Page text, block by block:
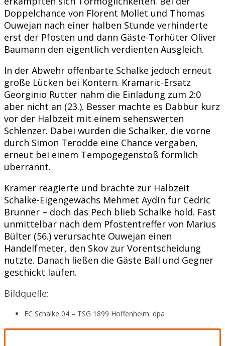
Doppelchance von Florent Mollet und Thomas
Ouwejan nach einer halben Stunde verhinderte
erst der Pfosten und dann Gäste-Torhüter Oliver
Baumann den eigentlich verdienten Ausgleich.
In der Abwehr offenbarte Schalke jedoch erneut
große Lücken bei Kontern. Kramaric-Ersatz
Georginio Rutter nahm die Einladung zum 2:0
aber nicht an (23.). Besser machte es Dabbur kurz
vor der Halbzeit mit einem sehenswerten
Schlenzer. Dabei wurden die Schalker, die vorne
durch Simon Terodde eine Chance vergaben,
erneut bei einem Tempogegenstoß förmlich
überrannt.
Kramer reagierte und brachte zur Halbzeit
Schalke-Eigengewächs Mehmet Aydin für Cedric
Brunner – doch das Pech blieb Schalke hold. Fast
unmittelbar nach dem Pfostentreffer von Marius
Bülter (56.) verursachte Ouwejan einen
Handelfmeter, den Skov zur Vorentscheidung
nutzte. Danach ließen die Gäste Ball und Gegner
geschickt laufen.
Bildquelle:
FC Schalke 04 – TSG 1899 Hoffenheim: dpa